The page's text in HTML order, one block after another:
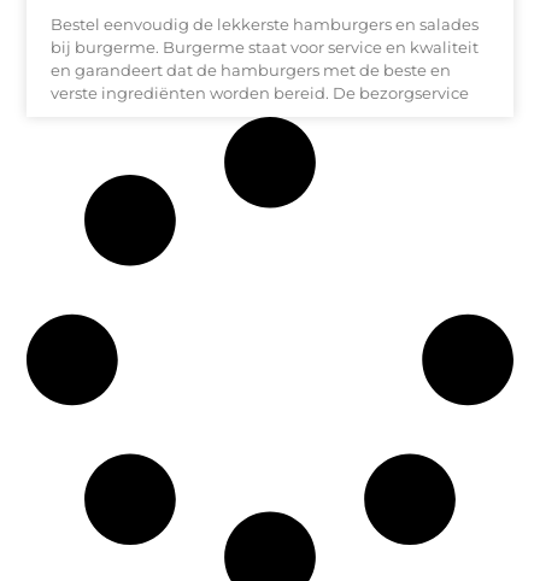
Bestel eenvoudig de lekkerste hamburgers en salades
bij burgerme. Burgerme staat voor service en kwaliteit
en garandeert dat de hamburgers met de beste en
verste ingrediënten worden bereid. De bezorgservice